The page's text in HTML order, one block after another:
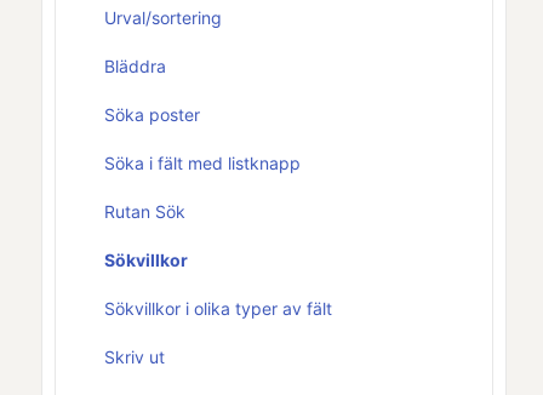
Urval/sortering
Bläddra
Söka poster
Söka i fält med listknapp
Rutan Sök
Sökvillkor
Sökvillkor i olika typer av fält
Skriv ut